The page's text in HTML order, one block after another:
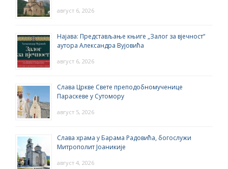
август 6, 2026
Најава: Представљање књиге „Залог за вјечност“
аутора Александра Вујовића
август 6, 2026
Слава Цркве Свете преподобномученице
Параскеве у Сутомору
август 5, 2026
Слава храма у Барама Радовића, богослужи
Митрополит Јоаникије
август 4, 2026